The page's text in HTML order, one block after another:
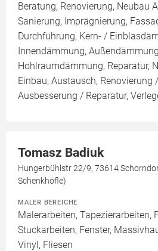
Beratung, Renovierung, Neubau
Sanierung, Imprägnierung,
Durchführung, Kern- /
Innendämmung,
Hohlraumdämmung, Reparatur,
Einbau, Austausch, Renovierung
Ausbesserung / Reparatur,
Tomasz Badiuk
Hungerbühlstr 22/9, 73614
Schenkhöfle)
MALER BEREICHE
Malerarbeiten, Tapezierarbeiten,
Stuckarbeiten, Fenster,
Vinyl, Fliesen